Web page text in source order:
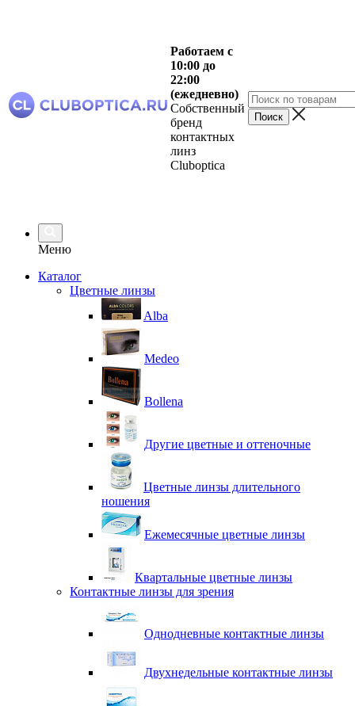
Работаем с
10:00 до
22:00
(ежедневно)
Собственный
бренд
контактных
линз
Cluboptica
Меню
Каталог
Цветные линзы
Alba
Medeo
Bollena
Другие цветные и оттеночные
Цветные линзы длительного
ношения
Ежемесячные цветные линзы
Квартальные цветные линзы
Контактные линзы для зрения
Однодневные контактные линзы
Двухнедельные контактные линзы